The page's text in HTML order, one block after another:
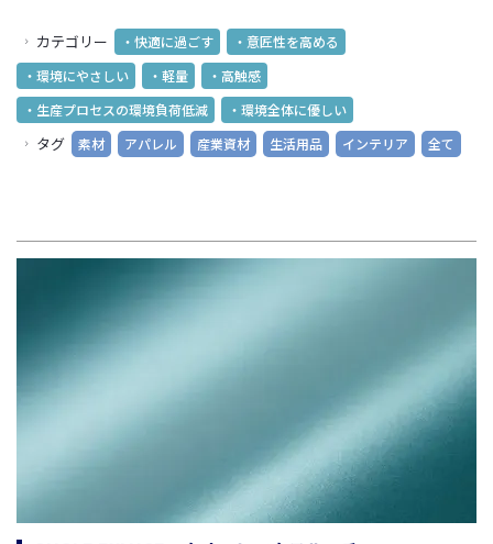
カテゴリー ・快適に過ごす
・意匠性を高める
・環境にやさしい
・軽量
・高触感
・生産プロセスの環境負荷低減
・環境全体に優しい
タグ 素材 アパレル 産業資材 生活用品 インテリア 全て